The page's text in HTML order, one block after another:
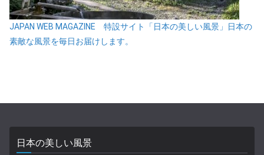
JAPAN WEB MAGAZINE 特設サイト「日本の美しい風景」日本の
素敵な風景を毎日お届けします。
日本の美しい風景